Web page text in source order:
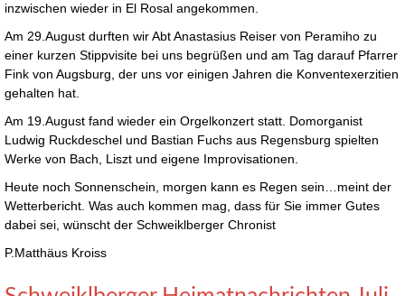
inzwischen wieder in El Rosal angekommen.
Am 29.August durften wir Abt Anastasius Reiser von Peramiho zu
einer kurzen Stippvisite bei uns begrüßen und am Tag darauf Pfarrer
Fink von Augsburg, der uns vor einigen Jahren die Konventexerzitien
gehalten hat.
Am 19.August fand wieder ein Orgelkonzert statt. Domorganist
Ludwig Ruckdeschel und Bastian Fuchs aus Regensburg spielten
Werke von Bach, Liszt und eigene Improvisationen.
Heute noch Sonnenschein, morgen kann es Regen sein…meint der
Wetterbericht. Was auch kommen mag, dass für Sie immer Gutes
dabei sei, wünscht der Schweiklberger Chronist
P.Matthäus Kroiss